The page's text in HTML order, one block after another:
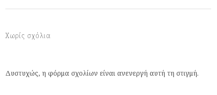
Χωρίς σχόλια
Δυστυχώς, η φόρμα σχολίων είναι ανενεργή αυτή τη στιγμή.